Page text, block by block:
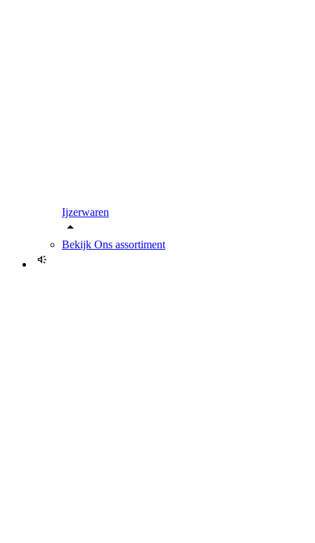
Ijzerwaren
Bekijk Ons assortiment